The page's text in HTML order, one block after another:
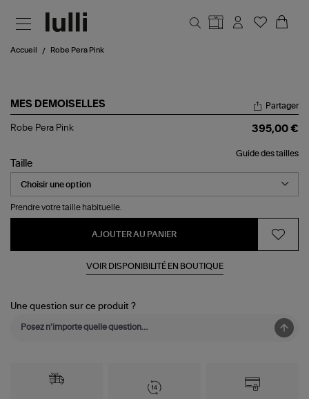
Accueil Robe Pera Pink
MES DEMOISELLES
Robe
Partager
Robe Pera Pink 395,00 €
Guide des tailles
Taille
Prendre votre taille habituelle.
AJOUTER AU PANIER
VOIR DISPONIBILITÉ EN BOUTIQUE
Une question sur ce produit ?